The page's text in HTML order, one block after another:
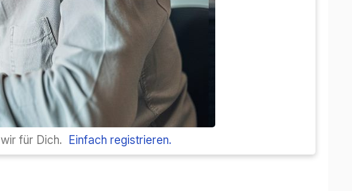
für Dich. Einfach registrieren.